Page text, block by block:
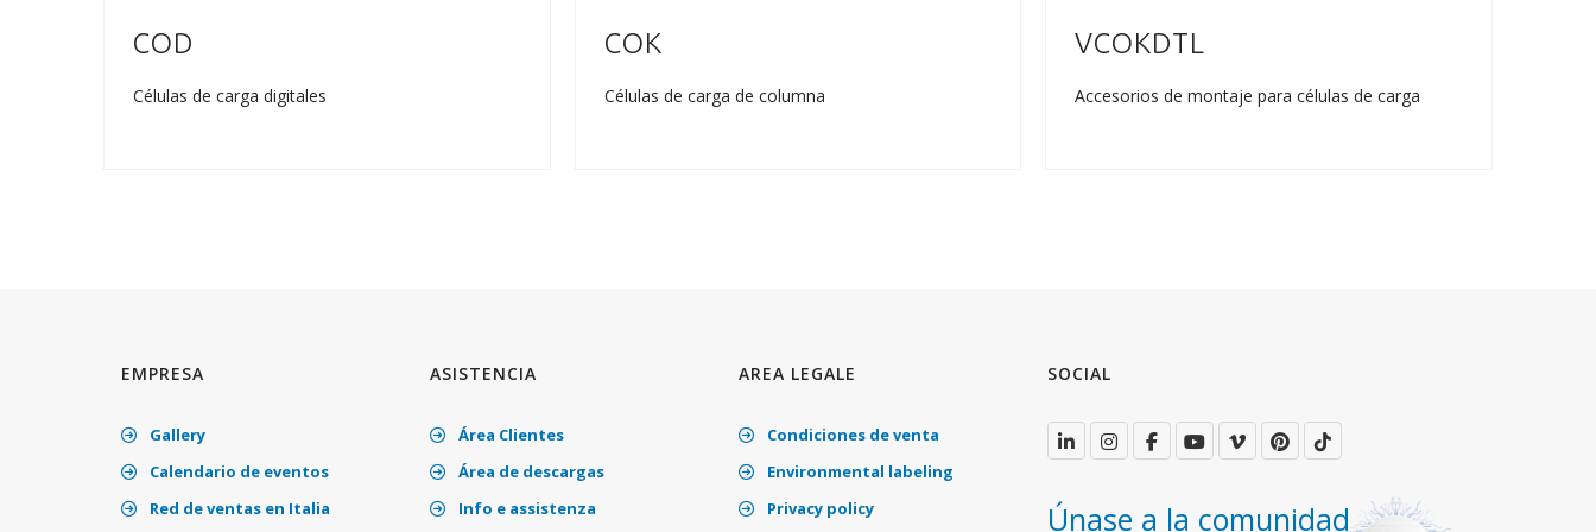
COD
Células de carga digitales
COK
Células de carga de columna
VCOKDTL
Accesorios de montaje para células de carga
EMPRESA
Gallery
Calendario de eventos
Red de ventas en Italia
ASISTENCIA
Área Clientes
Área de descargas
Info e assistenza
AREA LEGALE
Condiciones de venta
Environmental labeling
Privacy policy
SOCIAL
Únase a la comunidad